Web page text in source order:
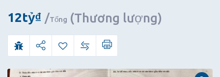
12tỷ₫ Tổng (Thương lượng)